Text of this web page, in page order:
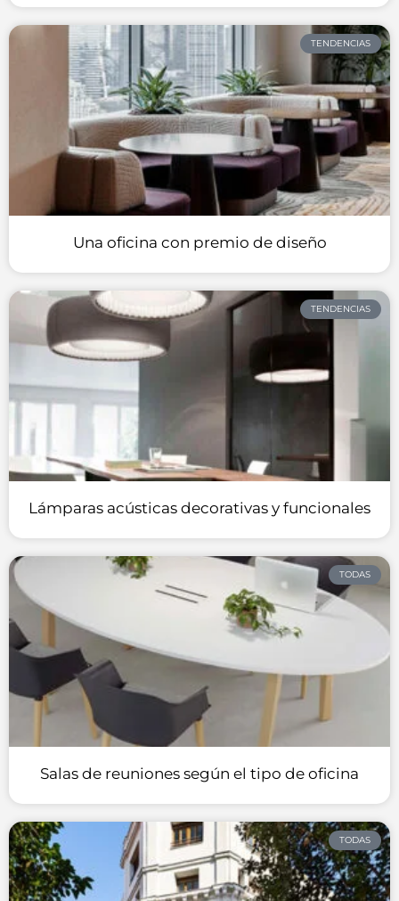
TENDENCIAS
Una oficina con premio de diseño
TENDENCIAS
Lámparas acústicas decorativas y funcionales
TODAS
Salas de reuniones según el tipo de oficina
TODAS